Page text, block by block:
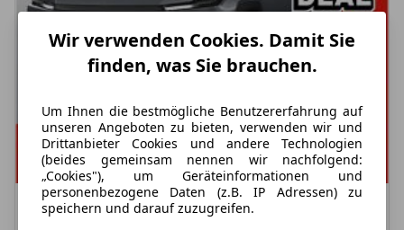
Nur Privatkunden
Wir verwenden Cookies. Damit Sie
finden, was Sie brauchen.
Um Ihnen die bestmögliche Benutzererfahrung auf
unseren Angeboten zu bieten, verwenden wir und
Drittanbieter Cookies und andere Technologien
(beides gemeinsam nennen wir nachfolgend:
„Cookies"), um Geräteinformationen und
personenbezogene Daten (z.B. IP Adressen) zu
speichern und darauf zuzugreifen.